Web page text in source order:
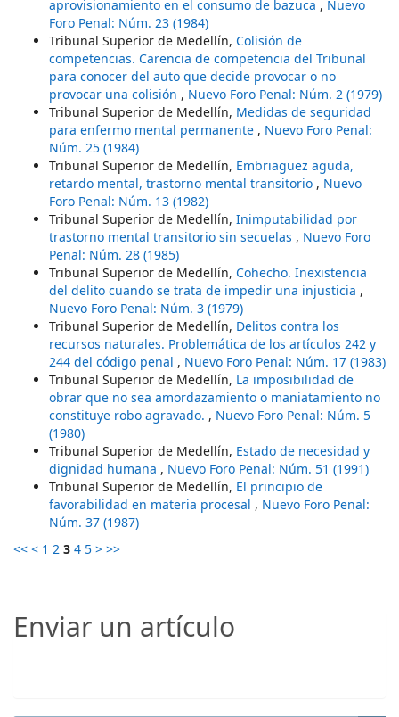
aprovisionamiento en el consumo de bazuca , Nuevo
Foro Penal: Núm. 23 (1984)
Tribunal Superior de Medellín, Colisión de
competencias. Carencia de competencia del Tribunal
para conocer del auto que decide provocar o no
provocar una colisión , Nuevo Foro Penal: Núm. 2 (1979)
Tribunal Superior de Medellín, Medidas de seguridad
para enfermo mental permanente , Nuevo Foro Penal:
Núm. 25 (1984)
Tribunal Superior de Medellín, Embriaguez aguda,
retardo mental, trastorno mental transitorio , Nuevo
Foro Penal: Núm. 13 (1982)
Tribunal Superior de Medellín, Inimputabilidad por
trastorno mental transitorio sin secuelas , Nuevo Foro
Penal: Núm. 28 (1985)
Tribunal Superior de Medellín, Cohecho. Inexistencia
del delito cuando se trata de impedir una injusticia ,
Nuevo Foro Penal: Núm. 3 (1979)
Tribunal Superior de Medellín, Delitos contra los
recursos naturales. Problemática de los artículos 242 y
244 del código penal , Nuevo Foro Penal: Núm. 17 (1983)
Tribunal Superior de Medellín, La imposibilidad de
obrar que no sea amordazamiento o maniatamiento no
constituye robo agravado. , Nuevo Foro Penal: Núm. 5
(1980)
Tribunal Superior de Medellín, Estado de necesidad y
dignidad humana , Nuevo Foro Penal: Núm. 51 (1991)
Tribunal Superior de Medellín, El principio de
favorabilidad en materia procesal , Nuevo Foro Penal:
Núm. 37 (1987)
<< < 1 2 3 4 5 > >>
Enviar un artículo